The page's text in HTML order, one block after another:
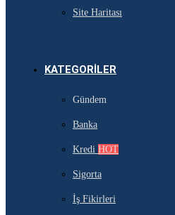
Site Haritası
KATEGORILER
Gündem
Banka
Kredi HOT
Sigorta
İş Fikirleri